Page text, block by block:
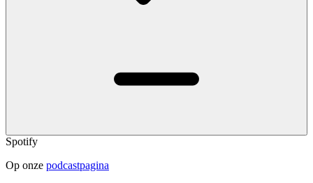
Spotify
Op onze podcastpagina